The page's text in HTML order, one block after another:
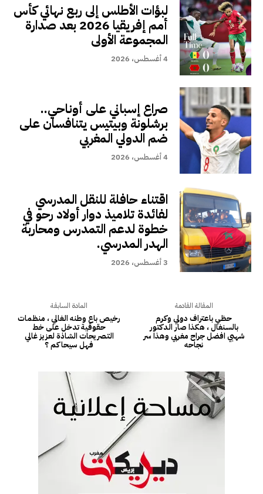
لبؤات الأطلس إلى ربع نهائي كأس
أمم إفريقيا 2026 بعد صدارة
المجموعة الأولى
4 أغسطس، 2026
صراع إسباني على أوناحي..
برشلونة وبيتيس يتنافسان على
ضم الدولي المغربي
4 أغسطس، 2026
اقتناء حافلة للنقل المدرسي
لفائدة تلاميذ دوار أولاد رحو في
خطوة لدعم التمدرس ومحاربة
الهدر المدرسي.
3 أغسطس، 2026
المادة السابقة
رخيص باع وطنه الغالي ، منظمات
حقوقية تدخل على خط
التصريحات الشاذة لعزيز غالي
فهل سيحاكم ؟
المقالة القادمة
حظي باعتراف دولي وكرم
بالسنغال ، هكذا صار الدكتور
شهبي افضل جراح مغربي وهذا سر
نجاحه